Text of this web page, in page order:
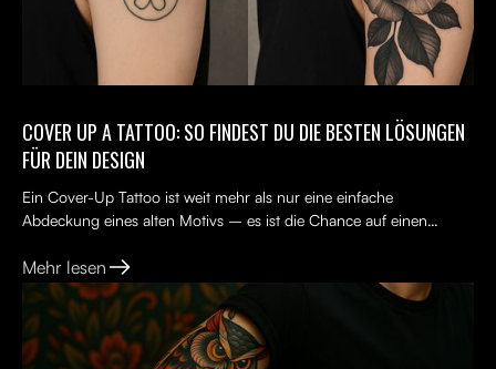
COVER UP A TATTOO: SO FINDEST DU DIE BESTEN LÖSUNGEN
FÜR DEIN DESIGN
Ein Cover-Up Tattoo ist weit mehr als nur eine einfache
Abdeckung eines alten Motivs – es ist die Chance auf einen
Mehr lesen